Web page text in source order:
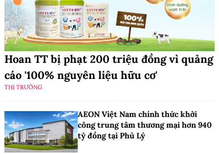
Hoan TT bị phạt 200 triệu đồng vì quảng
cáo '100% nguyên liệu hữu cơ'
THỊ TRƯỜNG
AEON Việt Nam chính thức khởi
công trung tâm thương mại hơn 940
tỷ đồng tại Phủ Lý